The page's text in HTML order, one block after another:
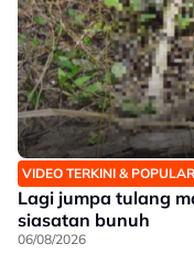
VIDEO TERKINI & POPULAR
Lagi jumpa tulang
siasatan bunuh
06/08/2026